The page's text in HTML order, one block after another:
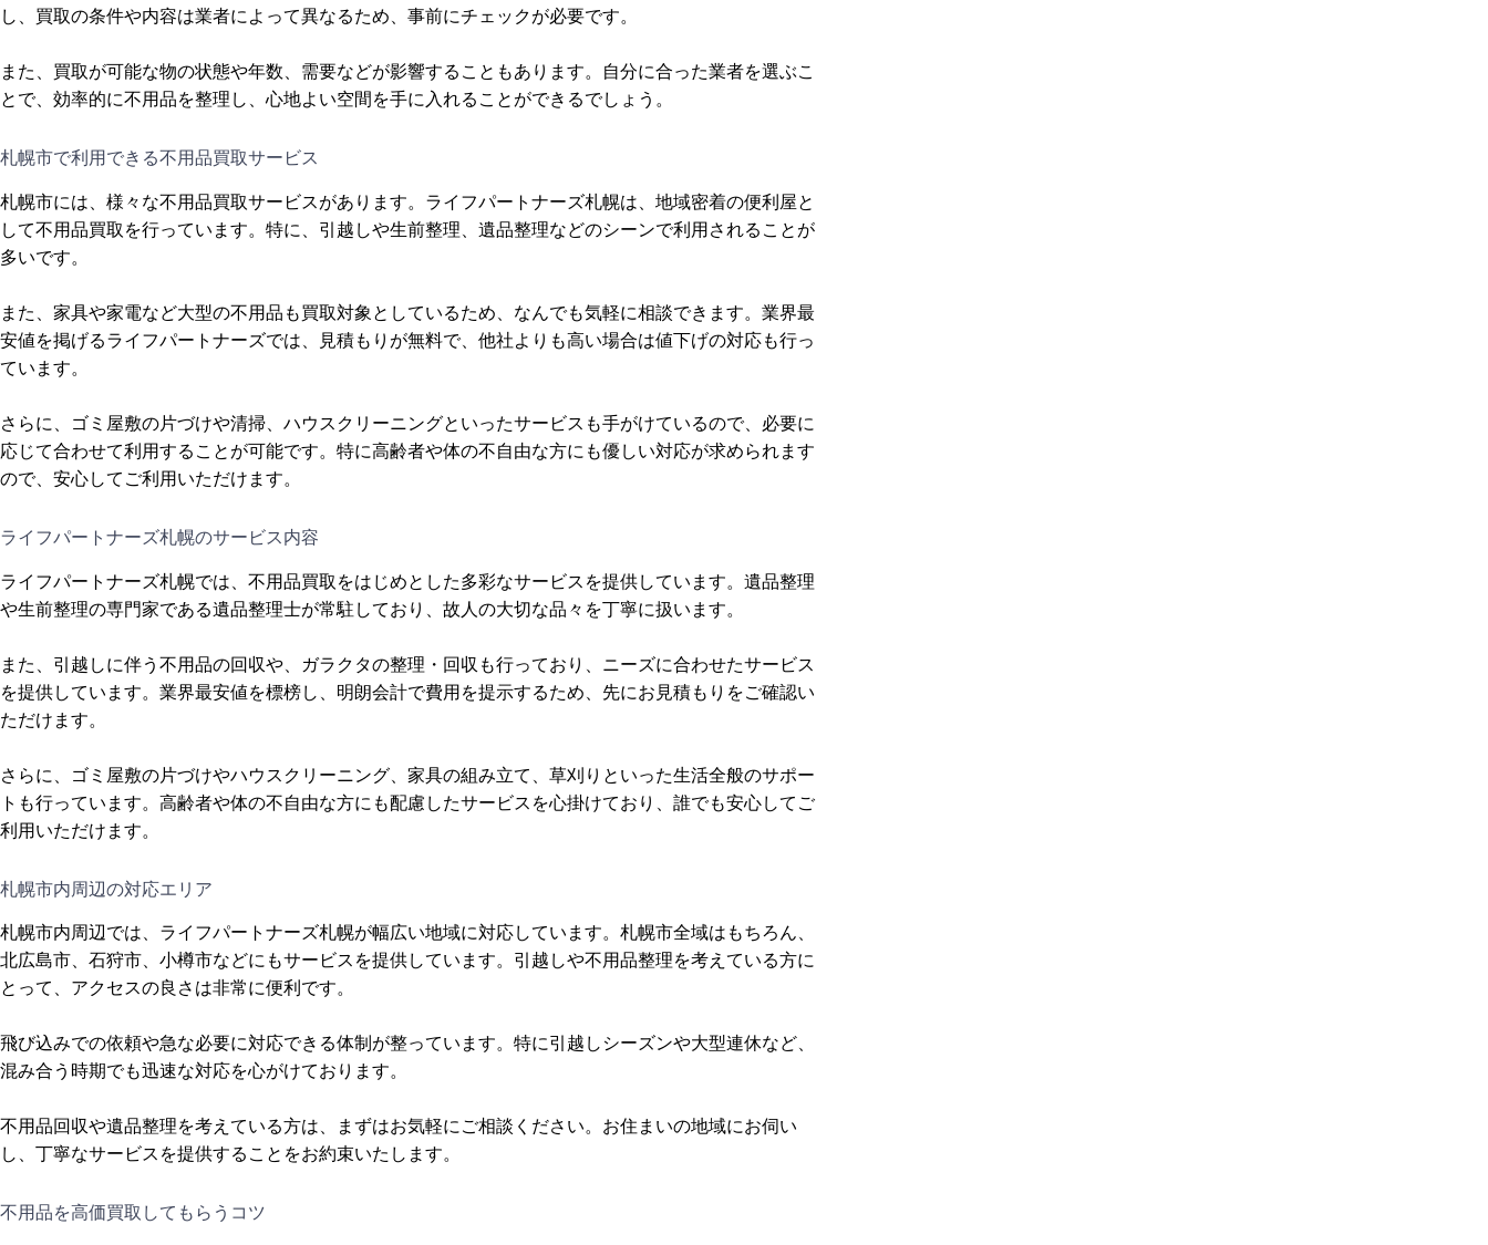
し、買取の条件や内容は業者によって異なるため、事前にチェックが必要です。
また、買取が可能な物の状態や年数、需要などが影響することもあります。自分に合った業者を選ぶこ
とで、効率的に不用品を整理し、心地よい空間を手に入れることができるでしょう。
札幌市で利用できる不用品買取サービス
札幌市には、様々な不用品買取サービスがあります。ライフパートナーズ札幌は、地域密着の便利屋と
して不用品買取を行っています。特に、引越しや生前整理、遺品整理などのシーンで利用されることが
多いです。
また、家具や家電など大型の不用品も買取対象としているため、なんでも気軽に相談できます。業界最
安値を掲げるライフパートナーズでは、見積もりが無料で、他社よりも高い場合は値下げの対応も行っ
ています。
さらに、ゴミ屋敷の片づけや清掃、ハウスクリーニングといったサービスも手がけているので、必要に
応じて合わせて利用することが可能です。特に高齢者や体の不自由な方にも優しい対応が求められます
ので、安心してご利用いただけます。
ライフパートナーズ札幌のサービス内容
ライフパートナーズ札幌では、不用品買取をはじめとした多彩なサービスを提供しています。遺品整理
や生前整理の専門家である遺品整理士が常駐しており、故人の大切な品々を丁寧に扱います。
また、引越しに伴う不用品の回収や、ガラクタの整理・回収も行っており、ニーズに合わせたサービス
を提供しています。業界最安値を標榜し、明朗会計で費用を提示するため、先にお見積もりをご確認い
ただけます。
さらに、ゴミ屋敷の片づけやハウスクリーニング、家具の組み立て、草刈りといった生活全般のサポー
トも行っています。高齢者や体の不自由な方にも配慮したサービスを心掛けており、誰でも安心してご
利用いただけます。
札幌市内周辺の対応エリア
札幌市内周辺では、ライフパートナーズ札幌が幅広い地域に対応しています。札幌市全域はもちろん、
北広島市、石狩市、小樽市などにもサービスを提供しています。引越しや不用品整理を考えている方に
とって、アクセスの良さは非常に便利です。
飛び込みでの依頼や急な必要に対応できる体制が整っています。特に引越しシーズンや大型連休など、
混み合う時期でも迅速な対応を心がけております。
不用品回収や遺品整理を考えている方は、まずはお気軽にご相談ください。お住まいの地域にお伺い
し、丁寧なサービスを提供することをお約束いたします。
不用品を高価買取してもらうコツ